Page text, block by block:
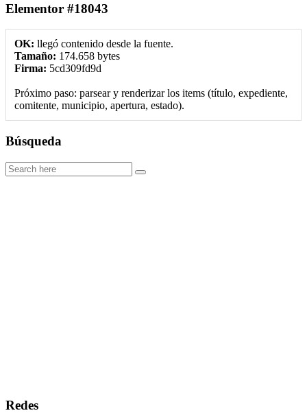
Elementor #18043
OK: llegó contenido desde la fuente.
Tamaño: 174.658 bytes
Firma: 5cd309fd9d
Próximo paso: parsear y renderizar los items (título, expediente,
comitente, municipio, apertura, estado).
Búsqueda
Redes